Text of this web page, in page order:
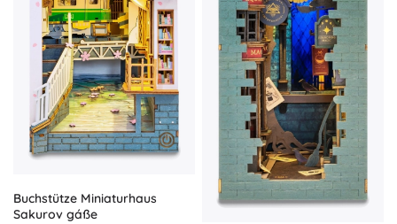
Buchstütze Miniaturhaus
Sakurov gáße